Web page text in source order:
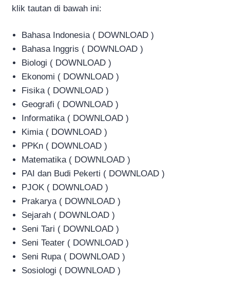
klik tautan di bawah ini:
Bahasa Indonesia ( DOWNLOAD )
Bahasa Inggris ( DOWNLOAD )
Biologi ( DOWNLOAD )
Ekonomi ( DOWNLOAD )
Fisika ( DOWNLOAD )
Geografi ( DOWNLOAD )
Informatika ( DOWNLOAD )
Kimia ( DOWNLOAD )
PPKn ( DOWNLOAD )
Matematika ( DOWNLOAD )
PAI dan Budi Pekerti ( DOWNLOAD )
PJOK ( DOWNLOAD )
Prakarya ( DOWNLOAD )
Sejarah ( DOWNLOAD )
Seni Tari ( DOWNLOAD )
Seni Teater ( DOWNLOAD )
Seni Rupa ( DOWNLOAD )
Sosiologi ( DOWNLOAD )